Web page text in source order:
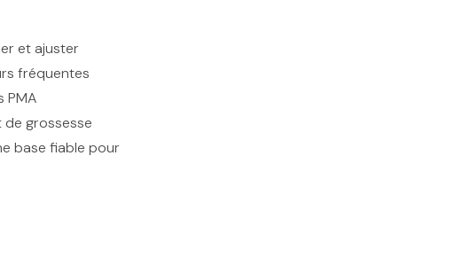
et ajuster
fréquentes
PMA
grossesse
base fiable pour